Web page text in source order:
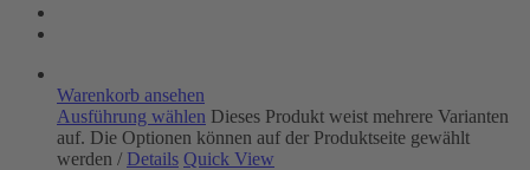
Warenkorb ansehen
Ausführung wählen Dieses Produkt weist mehrere Varianten
auf. Die Optionen können auf der Produktseite gewählt
werden / Details Quick View